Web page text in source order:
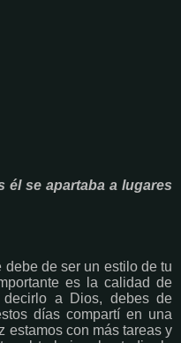
él se apartaba a lugares
de ser un estilo de tu
es la calidad de
a Dios, debes de
días compartí en una
estamos con más tareas y